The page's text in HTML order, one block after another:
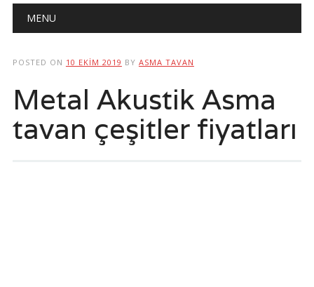
Main menu
MENU
POSTED ON 10 EKIM 2019 BY ASMA TAVAN
Metal Akustik Asma
tavan çeşitler fiyatları